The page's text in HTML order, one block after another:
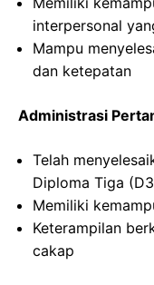
interpersonal
Mampu
dan ketepatan
Administrasi
Telah
Diploma Tiga
Memiliki
Keterampilan
cakap